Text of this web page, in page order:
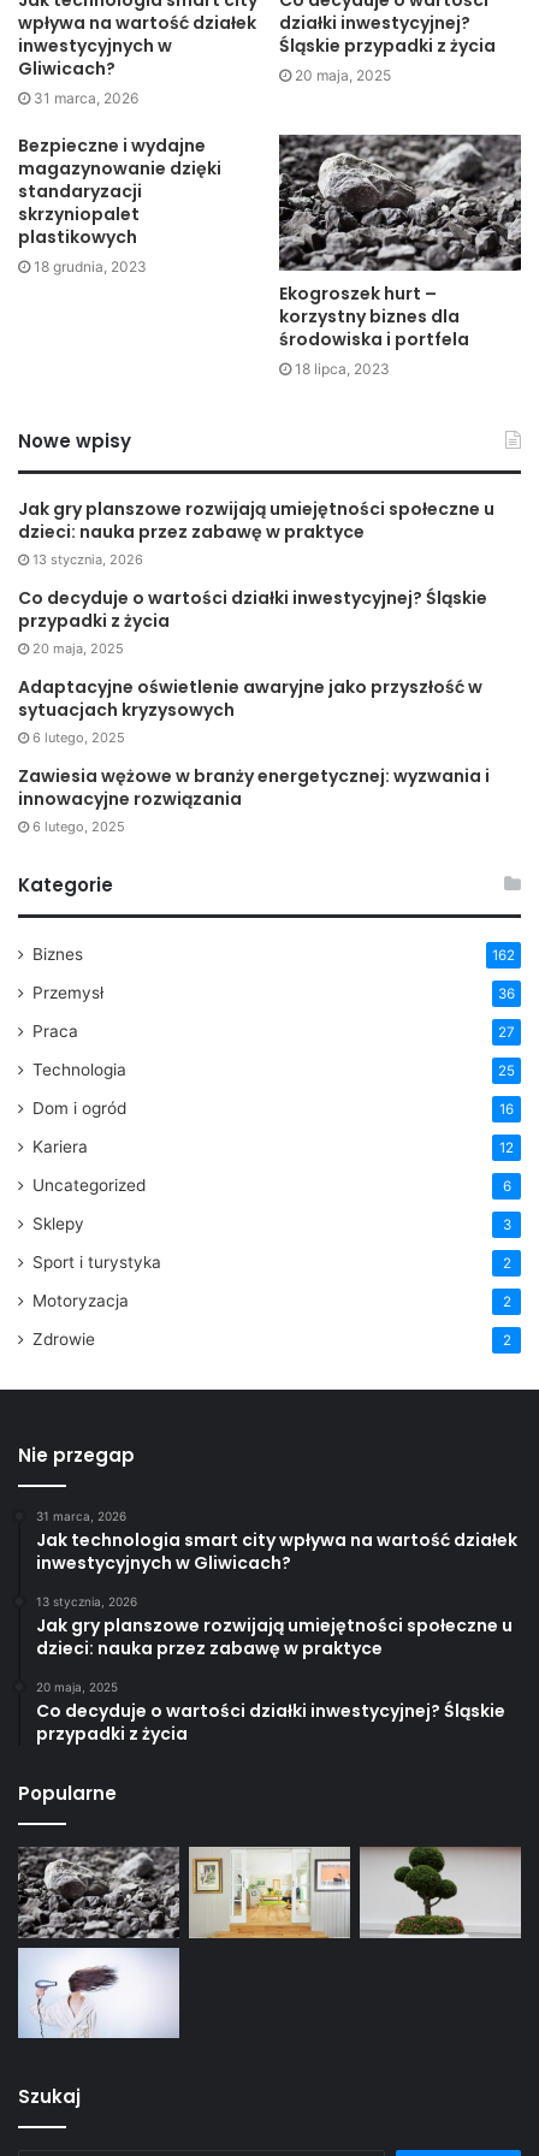
szczególnie w obsłudze klienta. To właśnie sprawne
odpowiadanie na pytania i umawianie wizyt jest wtedy
najbardziej pożądane dla obu stron. Kalendarz trójdzielny
termin bez zbędnego przeszukiwania notatek.
Nie tylko praktyczny dodatek
do pomieszczenia
Estetyczny kalendarz to
sporej grupy osób. W końcu ma on za zadanie służyć
użytkownikowi przez całe 12 miesięcy. Dobrze jest więc
zakupić taki, którego szata graficzna wpisuje się w dany
gust i wywołuje pozytywne skojarzenia. Krajobrazy, postaci
czy motywy filmowe? Wybór jest spory.
Spersonalizowana grafika,
czyli coś na zamówienie dla
wymagających
Zamówienie kalendarza trójdzielnego z wybraną lub
zaprojektowaną przez siebie grafiką jest dobrym
sposobem na ożywienie wnętrza i zwrócenie uwagi na
pomysł na podarunek dla bliskiej osoby.
Artykuł powstał we współpracy ze specjalistami z firmy
Ateko.
wpływa na wartość działek
inwestycyjnych w
Gliwicach?
31 marca, 2026
działki inwestycyjnej?
Śląskie przypadki z życia
20 maja, 2025
Bezpieczne i wydajne
magazynowanie dzięki
standaryzacji
skrzyniopalet
plastikowych
18 grudnia, 2023
Ekogroszek hurt –
korzystny biznes dla
środowiska i portfela
18 lipca, 2023
Nowe wpisy
Jak gry planszowe rozwijają umiejętności społeczne u
dzieci: nauka przez zabawę w praktyce
13 stycznia, 2026
Co decyduje o wartości działki inwestycyjnej? Śląskie
przypadki z życia
20 maja, 2025
Adaptacyjne oświetlenie awaryjne jako przyszłość w
sytuacjach kryzysowych
6 lutego, 2025
Zawiesia wężowe w branży energetycznej: wyzwania i
innowacyjne rozwiązania
6 lutego, 2025
Kategorie
Biznes 162
Przemysł 36
Praca 27
Technologia 25
Dom i ogród 16
Kariera 12
Uncategorized 6
Sklepy 3
Sport i turystyka 2
Motoryzacja 2
Zdrowie 2
Nie przegap
31 marca, 2026
Jak technologia smart city wpływa na wartość działek
inwestycyjnych w Gliwicach?
13 stycznia, 2026
Jak gry planszowe rozwijają umiejętności społeczne u
dzieci: nauka przez zabawę w praktyce
20 maja, 2025
Co decyduje o wartości działki inwestycyjnej? Śląskie
przypadki z życia
Popularne
Szukaj